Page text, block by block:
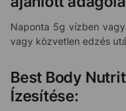
Naponta 5g vízben
vagy közvetlen edzés
Best Body
Ízesítése: